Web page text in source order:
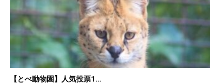
【とべ動物園】人気投票1...